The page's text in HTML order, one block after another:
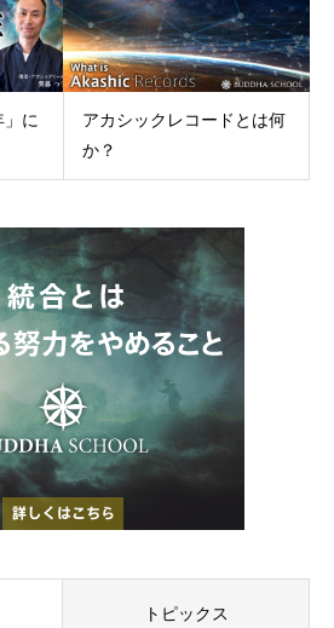
」に
アカシックレコードとは何
か？
トピックス